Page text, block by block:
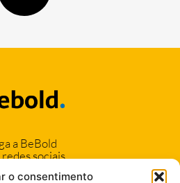
o consentimento
a BeBold
redes sociais